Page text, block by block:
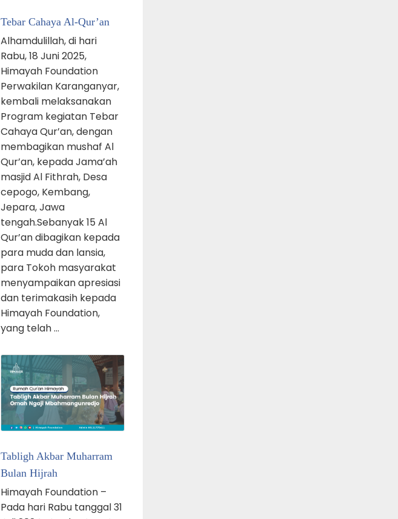
Tebar Cahaya Al-Qur’an
Alhamdulillah, di hari
Rabu, 18 Juni 2025,
Himayah Foundation
Perwakilan Karanganyar,
kembali melaksanakan
Program kegiatan Tebar
Cahaya Qur’an, dengan
membagikan mushaf Al
Qur’an, kepada Jama’ah
masjid Al Fithrah, Desa
cepogo, Kembang,
Jepara, Jawa
tengah.Sebanyak 15 Al
Qur’an dibagikan kepada
para muda dan lansia,
para Tokoh masyarakat
menyampaikan apresiasi
dan terimakasih kepada
Himayah Foundation,
yang telah …
Tabligh Akbar Muharram
Bulan Hijrah
Himayah Foundation –
Pada hari Rabu tanggal 31